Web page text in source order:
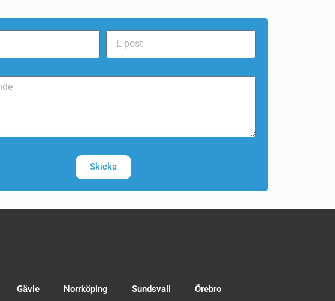
Skicka
Gävle Norrköping Sundsvall Örebro